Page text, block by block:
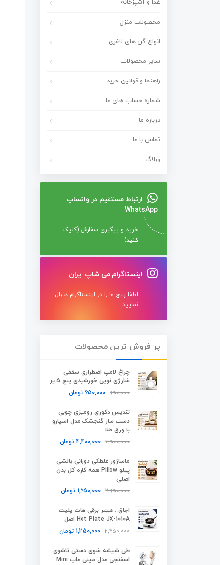
غذا و آشپزخانه
محصولات منزل
انواع گن های لاغری
سایر محصولات
راهنما و قوانین خرید
شماره حساب های ما
درباره ما
تماس با ما
وبلاگ
ارتباط مستقیم در واتساپ
WhatsApp
خرید و پیگیری سفارش (کلیک
کنید)
اینستاگرام می شاپ ایران
لطفا پیج ما را در اینستاگرام دنبال
نمایید
پر فروش ترین محصولات
چراغ لامپ اضطراری سقفی
شارژی توپی خورشیدی پنج 5 پر
950,000
650,000 تومان
تندیس دکوری رومیزی چوبی
دست ساز گنجشک مدل اسپارو
با ورق طلا
6,500,000
4,400,000 تومان
ماساژور غلطکی دورانی بالشی
پیلو Pillow همه کاره کل بدن
اصلی
2,950,000
1,650,000 تومان
اجاق ، هیتر برقی هات پلیت
Hot Plate JX-1010A اصل
2,450,000
1,350,000 تومان
طی شیشه شوی دستی تاشوی
اسفنجی مدل مینی ماپ Mini